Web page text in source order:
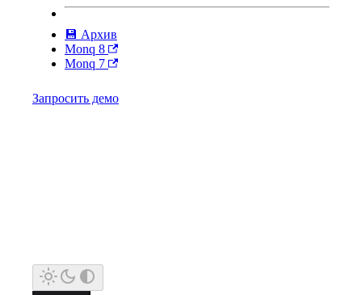
💾 Архив
Monq 8
Monq 7
Запросить демо